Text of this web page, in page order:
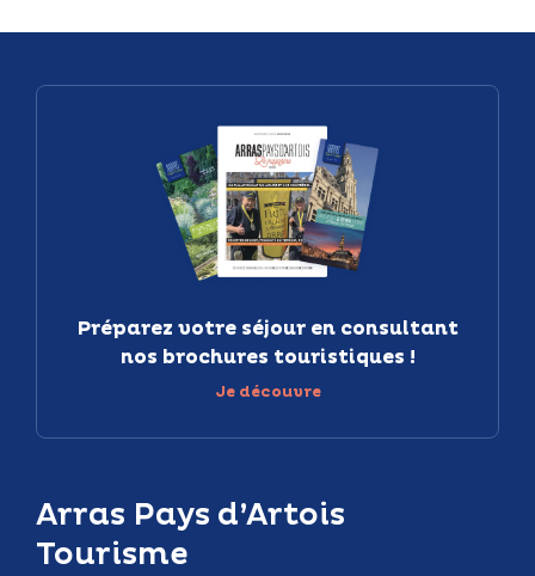
Arras Pays d’Artois
Tourisme
Préparez votre séjour en consultant
nos brochures touristiques !
Je découvre